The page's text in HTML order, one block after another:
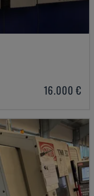
16.000 €